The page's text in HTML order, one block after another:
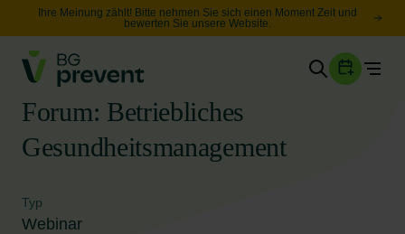
Ihre Meinung zählt! Bitte nehmen Sie sich einen Moment Zeit und
bewerten Sie unsere Website.
Gesundheit
Sicherheit
Karriere
Unternehmen
Forum: Betriebliches
Gesundheitsmanagement
Typ
Webinar